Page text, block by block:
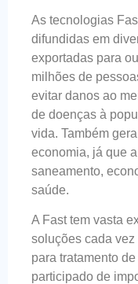
As tecnologias
difundidas em
exportadas para
milhões de
evitar danos ao
de doenças à
vida. Também
economia, já que
saneamento,
saúde.
A Fast tem vasta
soluções cada
para tratamento
participado de